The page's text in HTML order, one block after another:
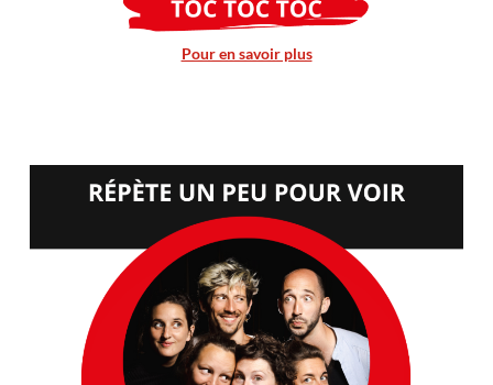
Pour en savoir plus